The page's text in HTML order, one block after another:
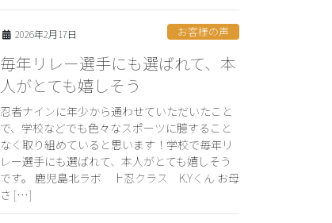
2026年2月17日 お客様の声
毎年リレー選手にも選ばれて、本
人がとても嬉しそう
忍者ナインに年少から通わせていただいたこと
で、学校などでも色々なスポーツに臆すること
なく取り組めていると思います！学校で毎年リ
レー選手にも選ばれて、本人がとても嬉しそう
です。 鹿児島北ラボ 上忍クラス K.Yくん お母
さ […]